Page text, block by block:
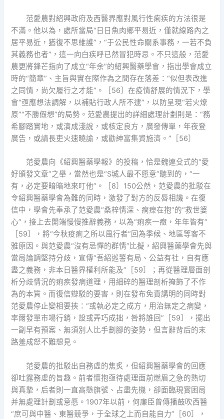
范愛農對紹興政府及西醫界應對風行性痢疾的方法很是
不滿。他以為，處所當局“日日魚肉鄉平易近，僅就線路內之
居平易近，猶復不思維護”，“于公民性命關系事務，一若不負
其義務也者”，這一向白疾呼已然冒犯時忌。不只這般，范愛
農更將鋒芒指向了成立“年余”的紹興醫藥學會，指出學會成立
時的“簡章”、主旨與實在際作為之間存在落差：“似但表改進
之同情，尚欠履行之才能”。［56］在疫情舒展的情況下，學
會“亟應想法調解，以補貼行政人所不逮”，以防呈現“若火燎
原”“不勝假想”的局勢。范愛農提出的詳細處理計劃則是：“務
希腳踏實地，或演成淺說，或核定良方，廣發傳單，年夜登
廣告，或請長吏火速曉諭，或勸紳富集資施濟。”［56］
范愛農向《紹興醫藥學報》的投稿，恰是魏連殳式的“愛
好頒發文章”之舉，當然也是“S城人最不愿意”聽到的，“一
有，必定要暗暗地來叮他”。［8］150公然，范愛農的批駁在
令紹興醫藥學會為難的同時，激發了對方的反唇相譏。在復
信中，學會先奉承了范愛農“桑梓情深、痌瘝在抱”的“救世婆
心”，接上去開端慢慢推辭義務，以為“痢疾一癥，年年皆有”
［59］，將“今秋疫痢之所以風行者”回為季候、地區等客不
雅原因。與范愛農“沒有忌憚的群情”比擬，紹興醫藥學會先與
當局論調堅持分歧，宣傳“吾紹巡警有局、公益有社，自有應
盡之義務，非本日醫界權利所能及”［59］；再從醫理層面剖
析分歧情況的痢疾發病道理，用細碎的醫理剖析掩飾了不作
為的本質。而復信辯駁的要害，則在發布免責講明的同時對
范愛農停止變相要挾：“或執必定之成方，用治無定之病變，
率爾發單市場行銷，設或弄巧成拙，咎將誰回”［59］，擺出
一副早有預案、無須別人比手劃腳的姿勢，但言辭背后的末
路羞成怒不難想見。
范愛農的批駁出自務虛的焦炙，但紹興醫藥學會的回應
卻吐露務虛的旨趣。前者懷抱亟待處理面前燃眉之急的熱切
與真摯，后者則一直高懸旗號、占盡先機，卻面臨現實困局
并無處理計劃或意愿。1907年以前，何廉臣曾傳播鼓吹西醫
“庶可與中醫、東醫競爭，于全球之上而自能自力”［60］，